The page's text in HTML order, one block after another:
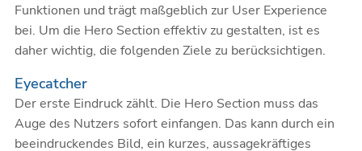
Funktionen und trägt maßgeblich zur User Experience
bei. Um die Hero Section effektiv zu gestalten, ist es
daher wichtig, die folgenden Ziele zu berücksichtigen.
Eyecatcher
Der erste Eindruck zählt. Die Hero Section muss das
Auge des Nutzers sofort einfangen. Das kann durch ein
beeindruckendes Bild, ein kurzes, aussagekräftiges